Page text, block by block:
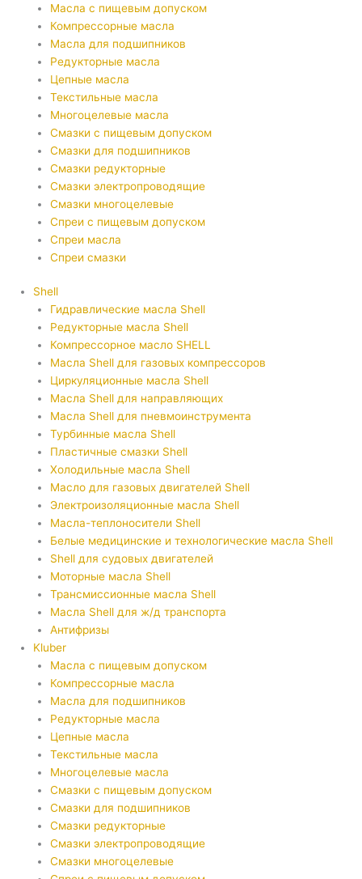
Масла с пищевым допуском
Компрессорные масла
Масла для подшипников
Редукторные масла
Цепные масла
Текстильные масла
Многоцелевые масла
Смазки с пищевым допуском
Смазки для подшипников
Смазки редукторные
Смазки электропроводящие
Смазки многоцелевые
Спреи с пищевым допуском
Спреи масла
Спреи смазки
Shell
Гидравлические масла Shell
Редукторные масла Shell
Компрессорное масло SHELL
Масла Shell для газовых компрессоров
Циркуляционные масла Shell
Масла Shell для направляющих
Масла Shell для пневмоинструмента
Турбинные масла Shell
Пластичные смазки Shell
Холодильные масла Shell
Масло для газовых двигателей Shell
Электроизоляционные масла Shell
Масла-теплоносители Shell
Белые медицинские и технологические масла Shell
Shell для судовых двигателей
Моторные масла Shell
Трансмиссионные масла Shell
Масла Shell для ж/д транспорта
Антифризы
Kluber
Масла с пищевым допуском
Компрессорные масла
Масла для подшипников
Редукторные масла
Цепные масла
Текстильные масла
Многоцелевые масла
Смазки с пищевым допуском
Смазки для подшипников
Смазки редукторные
Смазки электропроводящие
Смазки многоцелевые